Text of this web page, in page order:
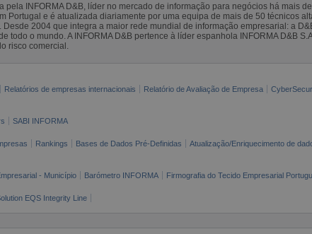
pela INFORMA D&B, líder no mercado de informação para negócios há mais
Portugal e é atualizada diariamente por uma equipa de mais de 50 técnicos
2004 que integra a maior rede mundial de informação empresarial: a
todo o mundo. A INFORMA D&B pertence à líder espanhola INFORMA D&B
risco comercial.
Relatórios de empresas internacionais Relatório de Avaliação de Empresa
SABI INFORMA
Rankings Bases de Dados Pré-Definidas Atualização/Enriquecimento de
- Município Barómetro INFORMA Firmografia do Tecido Empresarial
EQS Integrity Line